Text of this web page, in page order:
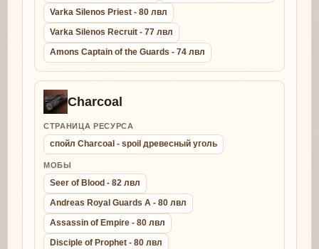
Varka Silenos Priest - 80 лвл
Varka Silenos Recruit - 77 лвл
Amons Captain of the Guards - 74 лвл
Charcoal
СТРАНИЦА РЕСУРСА
спойл Charcoal - spoil древесный уголь
МОБЫ
Seer of Blood - 82 лвл
Andreas Royal Guards A - 80 лвл
Assassin of Empire - 80 лвл
Disciple of Prophet - 80 лвл